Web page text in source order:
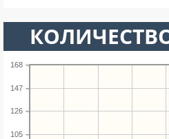
105
126
147
168